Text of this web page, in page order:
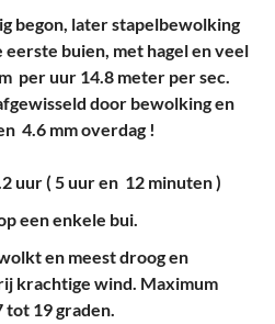
begon, later stapelbewolking
buien, met hagel en veel
per uur 14.8 meter per sec.
door bewolking en
4.6 mm overdag !
uur ( 5 uur en 12 minuten )
een enkele bui.
en meest droog en
krachtige wind. Maximum
19 graden.